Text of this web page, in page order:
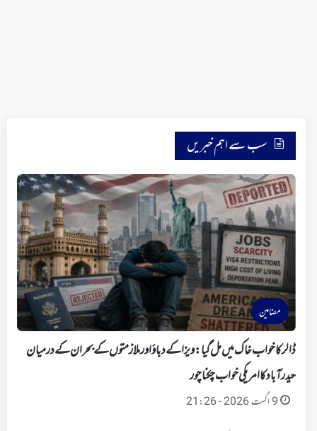
سب سے اہم خبریں
مضامین
ڈالر کا خواب خاک میں مل گیا: ویزا کے دباؤ اور ملازمتوں کے بحران کے درمیان
حیدرآباد کا امریکی خواب چکنا چور
9 اگست 2026 - 21:26